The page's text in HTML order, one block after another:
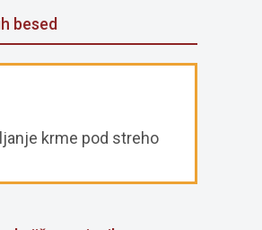
besed
krme pod streho